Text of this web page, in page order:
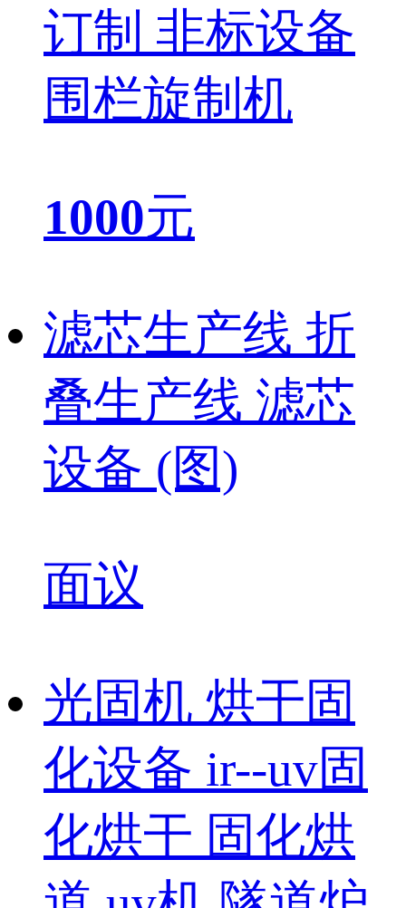
订制 非标设备
围栏旋制机
1000元
滤芯生产线 折
叠生产线 滤芯
设备 (图)
面议
光固机 烘干固
化设备 ir--uv固
化烘干 固化烘